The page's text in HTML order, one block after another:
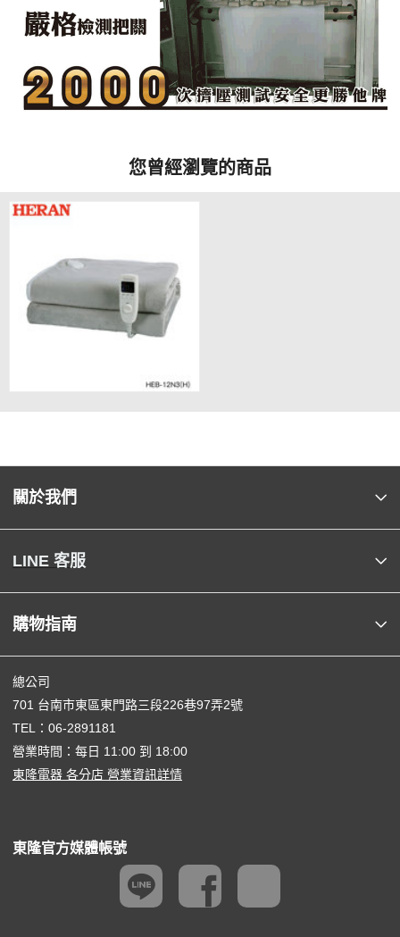
您曾經瀏覽的商品
關於我們
LINE 客服
購物指南
總公司
701 台南市東區東門路三段226巷97弄2號
TEL： 06-2891181
營業時間：每日 11:00 到 18:00
東隆電器 各分店 營業資訊詳情
東隆官方媒體帳號